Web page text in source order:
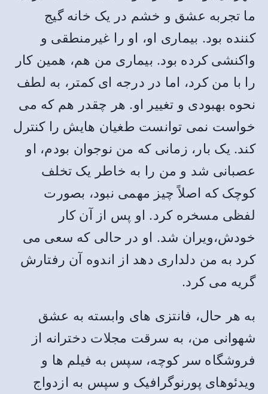
ما تجربه عشق و خشم در یک خانه گیج
کننده بود. بیماری او، او را غیرمنطقی و
واکنشی کرده بود. بیماری من هم، همین کار
را با من کرد، اما در درجه ای کمتر، به لطف
نحوه بهبودی و تغییر او. هر چقدر هم که می
خواست نمی توانست طغیان هایش را کنترل
کند. یک بار، زمانی که من نوجوان بودم، او
عصبانی شد و من را به خاطر یک تخلف
کوچک که اصلاً چیز مهمی نبود، بصورت
لفظی مسخره کرد. او پس از آن کار
خودش،ویران شد. او در حالی که سعی می
کرد به من دلداری دهد از اندوه آن رفتارش
گریه می کرد.
به هر حال، فانتزی های وابسته به عشق
شهوانی من، به سرقت مجلات دخترانه از
فروشگاه سر کوچه، سپس به فیلم ها و
ویدئوهای پورنوگرافیک و سپس به ازدواج